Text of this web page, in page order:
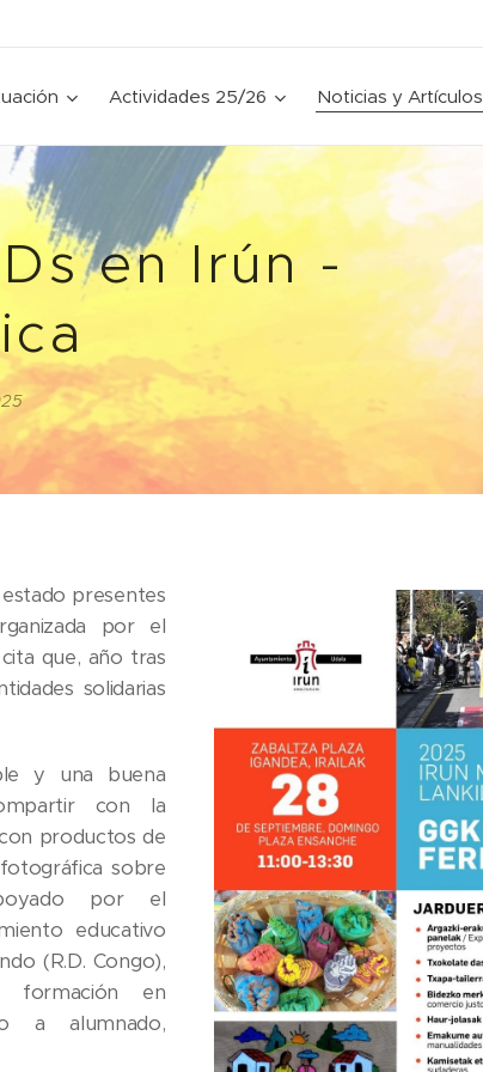
Actividades 25/26 Noticias y Artículos
en Irún -
presentes
por el
que, año tras
solidarias
y una buena
con la
productos de
sobre
por el
educativo
(R.D. Congo),
formación en
a alumnado,